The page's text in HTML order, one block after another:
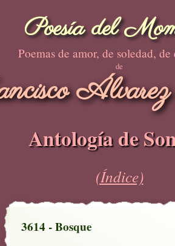
Poesía del
Poemas de amor, de soledad, de
de
Antología de
(Índice)
3614 - Bosque